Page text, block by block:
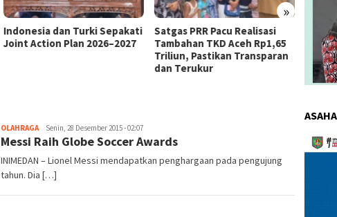
»
Satgas PRR Pacu Realisasi
Tambahan TKD Aceh Rp1,65
Kemnaker Berhasil Mediasi
Perselisihan PHK PT Amos
Indah Indonesia Perselisihan
PHK PT Amos Indah Indonesia
The
OLAHRAGAredaksi
Senin, 28 Desember 2015 - 02:07
Messi Raih Globe Soccer Awards
INIMEDAN – Lionel Messi mendapatkan penghargaan pada pengujung
tahun. Dia […]
Video